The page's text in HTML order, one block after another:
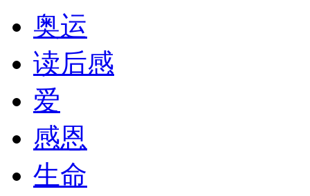
奥运
读后感
爱
感恩
生命